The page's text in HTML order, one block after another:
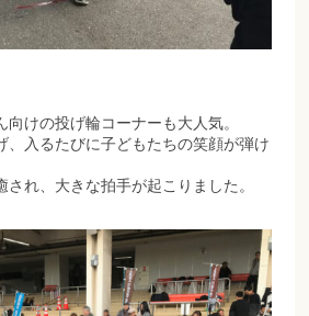
向けの投げ輪コーナーも大人気。
、入るたびに子どもたちの笑顔が弾け
され、大きな拍手が起こりました。